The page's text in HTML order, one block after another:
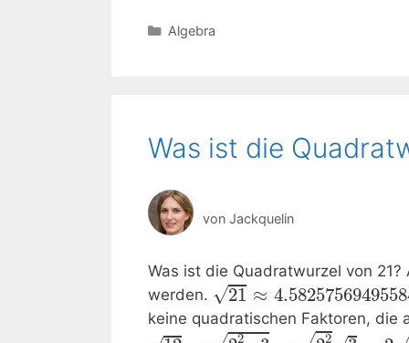
Kategorien
Algebra
Was ist die
von Jackquelin
Was ist die Quadratwurzel von 21?
werden. √21 ≈
keine quadratischen Faktoren, die
2 2